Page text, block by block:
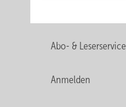
Abo- & Leserservice
Anmelden